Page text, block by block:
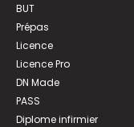
BUT
Prépas
Licence
Licence Pro
DN Made
PASS
Diplome infirmier